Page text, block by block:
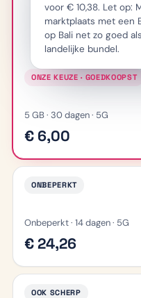
ONZE KEUZE · GOEDKOOPST
5 GB · 30 dagen · 5G
€ 6,00
voor € 10,38. Let op:
marktplaats met een
op Bali net zo goed
landelijke bundel.
ONBEPERKT
Onbeperkt · 14 dagen · 5G
€ 24,26
OOK SCHERP